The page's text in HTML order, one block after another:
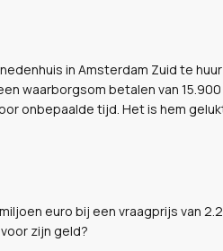
in Amsterdam Zuid te
waarborgsom betalen van
onbepaalde tijd. Het is hem
euro bij een vraagprijs van
zijn geld?